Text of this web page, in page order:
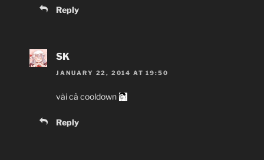
Reply
SK
JANUARY 22, 2014 AT 19:50
vãi cả cooldown
Reply